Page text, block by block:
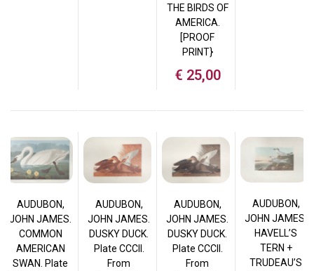
THE BIRDS OF
AMERICA.
[PROOF
PRINT}
€ 25,00
AUDUBON,
JOHN JAMES.
COMMON
AMERICAN
SWAN. Plate
AUDUBON,
JOHN JAMES.
DUSKY DUCK.
Plate CCCII.
From
AUDUBON,
JOHN JAMES.
DUSKY DUCK.
Plate CCCII.
From
AUDUBON,
JOHN JAMES.
HAVELL’S
TERN +
TRUDEAU’S